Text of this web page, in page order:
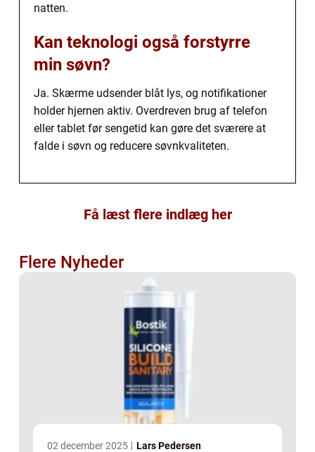
natten.
Kan teknologi også forstyrre
min søvn?
Ja. Skærme udsender blåt lys, og notifikationer
holder hjernen aktiv. Overdreven brug af telefon
eller tablet før sengetid kan gøre det sværere at
falde i søvn og reducere søvnkvaliteten.
Få læst flere indlæg her
Flere Nyheder
02 december 2025 Lars Pedersen